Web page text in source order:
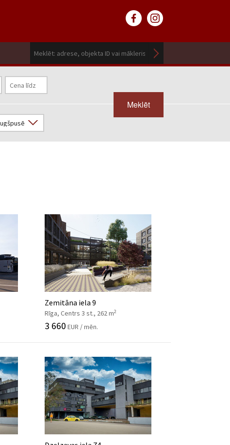
Meklēt
Zemitāna iela 9
Rīga, Centrs 3 st., 262 m2
3 660 EUR / mēn.